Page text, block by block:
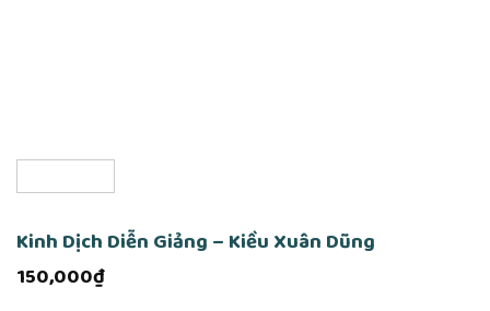
Kinh Dịch Diễn Giảng – Kiều Xuân Dũng
150,000₫